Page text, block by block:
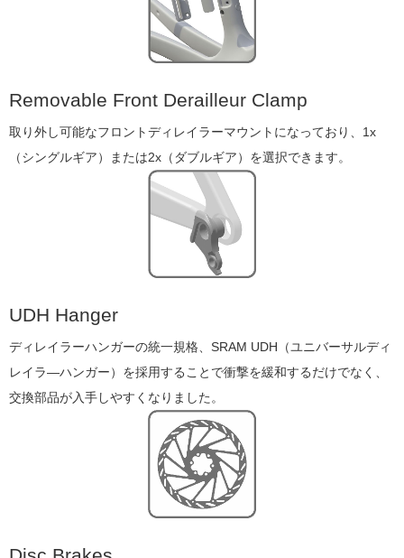
Removable Front Derailleur Clamp
取り外し可能なフロントディレイラーマウントになっており、1x
（シングルギア）または2x（ダブルギア）を選択できます。
UDH Hanger
ディレイラーハンガーの統一規格、SRAM UDH（ユニバーサルディ
レイラ―ハンガー）を採用することで衝撃を緩和するだけでなく、
交換部品が入手しやすくなりました。